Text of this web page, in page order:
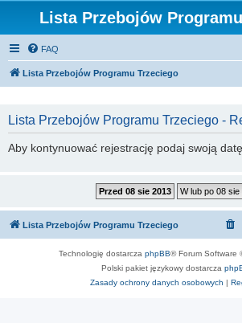
Lista Przebojów
FAQ
Lista Przebojów Programu Trzeciego
Lista Przebojów Programu Trzeciego -
Aby kontynuować rejestrację podaj swoją
Lista Przebojów Programu Trzeciego
Technologię dostarcza phpBB® Forum Software
Polski pakiet językowy dostarcza
Zasady ochrony danych osobowych